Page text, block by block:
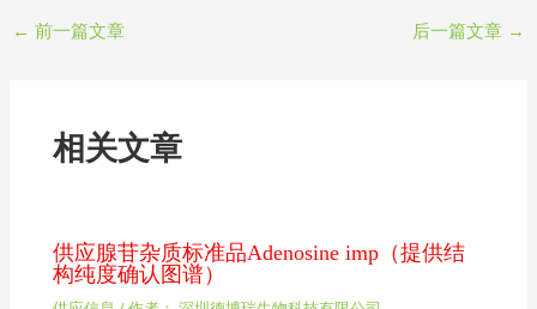
← 前一篇文章 后一篇文章 →
相关文章
供应腺苷杂质标准品Adenosine imp（提供结
构纯度确认图谱）